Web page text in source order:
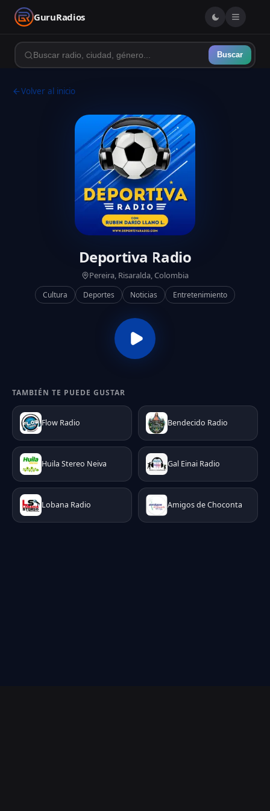
GuruRadios
Buscar
Volver al inicio
Deportiva Radio
Pereira, Risaralda, Colombia
Cultura Deportes Noticias Entretenimiento
TAMBIÉN TE PUEDE GUSTAR
Flow Radio Bendecido Radio
Huila Stereo Neiva Gal Einai Radio
Lobana Radio Amigos de Choconta